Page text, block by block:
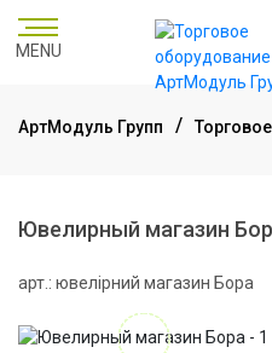
MENU
оборудование
Мебель для офиса
АртМодуль Групп
Ювелирный магазин
арт.: ювелірний магазин Бора